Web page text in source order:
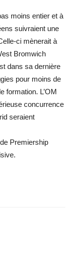
moins entier et à
suivraient une
ci mènerait à
Bromwich
dans sa dernière
pour moins de
formation. L’OM
concurrence
seraient
Premiership